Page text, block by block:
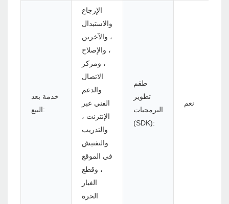
خدمة بعد
البيع:
الإرجاع
والاستبدال
، والآخرين
، والإصلاح
، ومركز
الاتصال
والدعم
الفني عبر
الإنترنت ،
والتدريب
والتفتيش
في الموقع
، وقطع
الغيار
الحرة
طقم
تطوير
البرمجيات
(SDK):
نعم